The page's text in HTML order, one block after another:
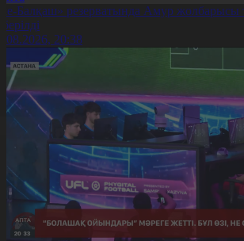
Балқаш» резерватында Амур жолбарысы
20:38